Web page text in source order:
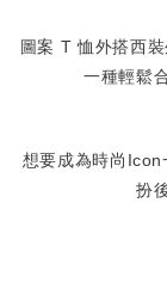
圖案 T 恤外搭西
一種輕鬆
想要成為時尚
扮